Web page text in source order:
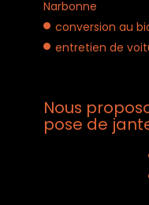
Narbonne
conversion au
entretien de
Nous
pose de